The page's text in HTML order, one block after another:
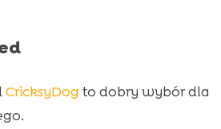
CricksyDogto dobry wybór dla